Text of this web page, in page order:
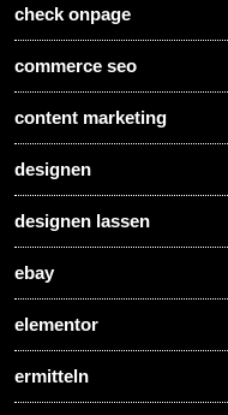
check onpage
commerce seo
content marketing
designen
designen lassen
ebay
elementor
ermitteln